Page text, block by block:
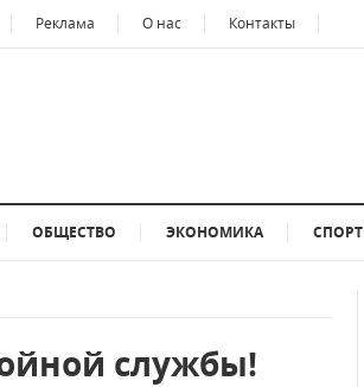
Реклама О нас Контакты
ОБЩЕСТВО ЭКОНОМИКА СПОРТ
службы!